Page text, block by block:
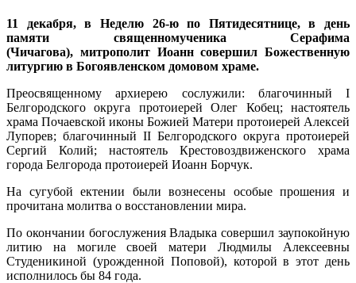
11 декабря, в Неделю 26-ю по Пятидесятнице, в день
памяти священномученика Серафима
(Чичагова), митрополит Иоанн совершил Божественную
литургию в Богоявленском домовом храме.
Преосвященному архиерею сослужили: благочинный I
Белгородского округа протоиерей Олег Кобец; настоятель
храма Почаевской иконы Божией Матери протоиерей Алексей
Лупорев; благочинный II Белгородского округа протоиерей
Сергий Колий; настоятель Крестовоздвиженского храма
города Белгорода протоиерей Иоанн Борчук.
На сугубой ектении были вознесены особые прошения и
прочитана молитва о восстановлении мира.
По окончании богослужения Владыка совершил заупокойную
литию на могиле своей матери Людмилы Алексеевны
Студеникиной (урожденной Поповой), которой в этот день
исполнилось бы 84 года.